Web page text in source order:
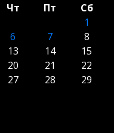
Чт Пт
Сб
1
6 7
8
13 14
15
20 21
22
27 28
29